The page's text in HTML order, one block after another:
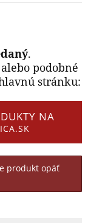
.
podobné
stránku:
NA
produkt opäť